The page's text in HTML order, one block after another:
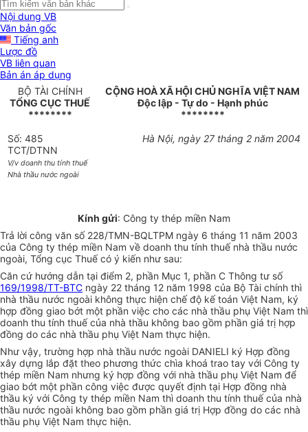
Nội dung VB
Văn bản gốc
Tiếng anh
Lược đồ
VB liên quan
Bản án áp dụng
BỘ TÀI CHÍNH
TỔNG CỤC THUẾ
********
CỘNG HOÀ XÃ HỘI CHỦ NGHĨA VIỆT NAM
Độc lập - Tự do - Hạnh phúc
********
Số: 485
TCT/DTNN
V/v doanh thu tính thuế
Nhà thầu nước ngoài
Hà Nội, ngày 27 tháng 2 năm 2004
Kính gửi: Công ty thép miền Nam
Trả lời công văn số 228/TMN-BQLTPM ngày 6 tháng 11 năm 2003
của Công ty thép miền Nam về doanh thu tính thuế nhà thầu nước
ngoài, Tổng cục Thuế có ý kiến như sau:
Căn cứ hướng dẫn tại điểm 2, phần Mục 1, phần C Thông tư số
169/1998/TT-BTC ngày 22 tháng 12 năm 1998 của Bộ Tài chính thì
nhà thầu nước ngoài không thực hiện chế độ kế toán Việt Nam, ký
hợp đồng giao bớt một phần việc cho các nhà thầu phụ Việt Nam thì
doanh thu tính thuế của nhà thầu không bao gồm phần giá trị hợp
đồng do các nhà thầu phụ Việt Nam thực hiện.
Như vậy, trường hợp nhà thầu nước ngoài DANIELI ký Hợp đồng
xây dựng lắp đặt theo phương thức chìa khoá trao tay với Công ty
thép miền Nam nhưng ký hợp đồng với nhà thầu phụ Việt Nam để
giao bớt một phần công việc được quyết định tại Hợp đồng nhà
thầu ký với Công ty thép miền Nam thì doanh thu tính thuế của nhà
thầu nước ngoài không bao gồm phần giá trị Hợp đồng do các nhà
thầu phụ Việt Nam thực hiện.